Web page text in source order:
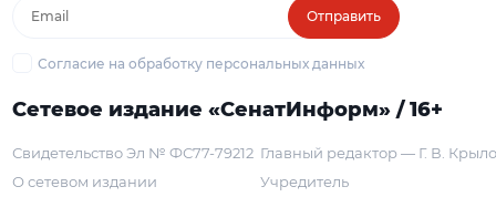
Отправить
Согласие на обработку персональных данных
Сетевое издание «СенатИнформ» / 16+
Свидетельство Эл № ФС77-79212
О сетевом издании
Главный редактор — Г. В.
Учредитель